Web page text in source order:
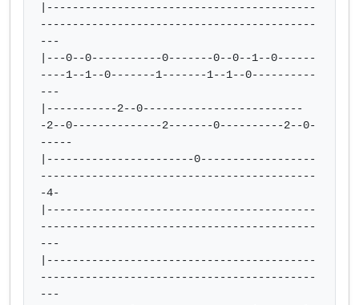
|------------------------------------------
-------------------------------------------
---
|---0--0-----------0-------0--0--1--0------
----1--1--0-------1-------1--1--0----------
---
|-----------2--0-------------------------
-2--0--------------2-------0----------2--0-
-----
|-----------------------0------------------
-------------------------------------------
-4-
|------------------------------------------
-------------------------------------------
---
|------------------------------------------
-------------------------------------------
---